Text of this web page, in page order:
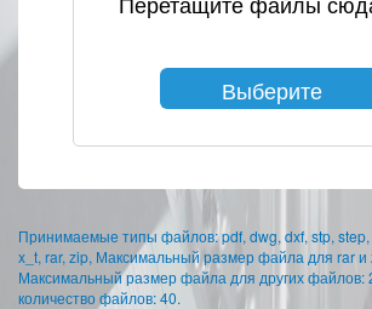
Выберите
Принимаемые типы файлов: pdf, dwg, dxf, stp, step,
x_t, rar, zip, Максимальный размер файла для rar и
Максимальный размер файла для других файлов:
количество файлов: 40.